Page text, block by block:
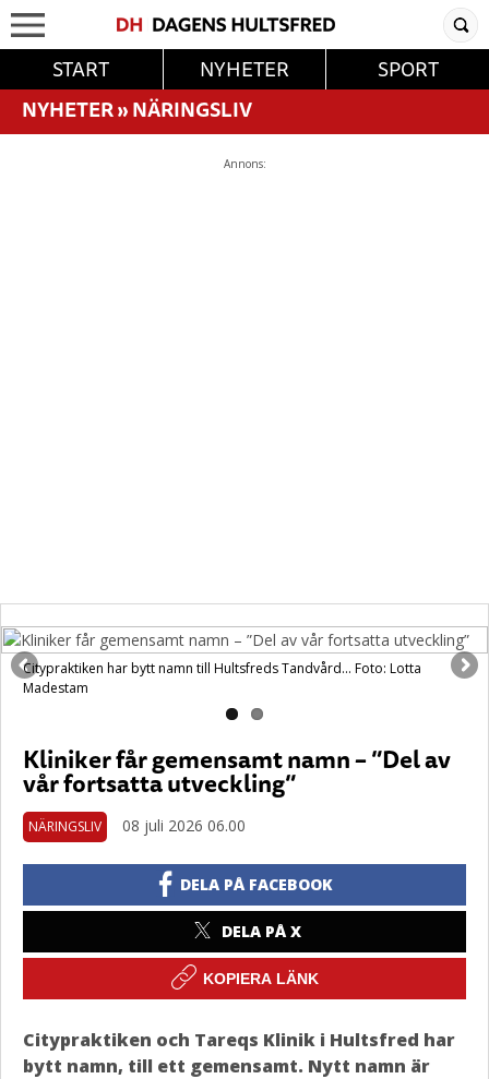
START NYHETER
SPORT
NYHETER»NÄRINGSLIV
Annons:
Citypraktiken har bytt namn till Hultsfreds Tandvård... Foto: Lotta
Madestam
Kliniker får gemensamt namn – ”Del av
vår fortsatta utveckling”
NÄRINGSLIV 08 juli 2026 06.00
DELA PÅ FACEBOOK
DELA PÅ X
KOPIERA LÄNK
Citypraktiken och Tareqs Klinik i Hultsfred har
bytt namn, till ett gemensamt. Nytt namn är